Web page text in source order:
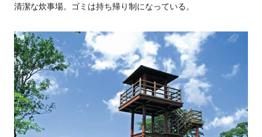
清潔な炊事場。ゴミは持ち帰り制になっている。